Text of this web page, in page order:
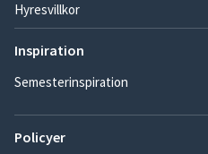
Hyresvillkor
Inspiration
Semesterinspiration
Policyer